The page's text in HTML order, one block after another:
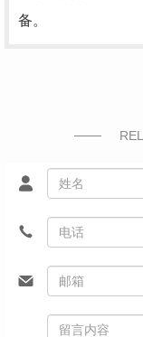
备。